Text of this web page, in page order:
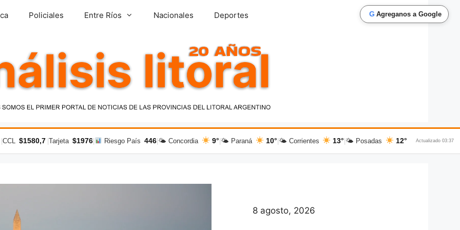
G Agreganos a Google
Policiales Entre Ríos Nacionales Deportes
CCL $1580,7 Tarjeta $1976| Riesgo País 446| 🌤 Concordia 9° 🌤 Paraná 10° 🌤 Corrientes 13° 🌤 Posadas 12° Actualizado 03:37
8 agosto, 2026